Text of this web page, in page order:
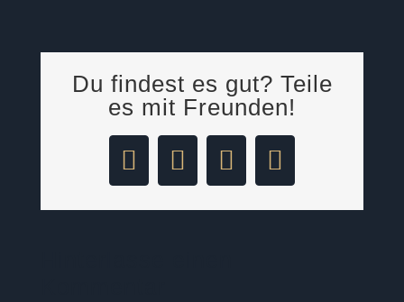
Du findest es gut? Teile
es mit Freunden!
Facebook
LinkedIn
Pinterest
E-